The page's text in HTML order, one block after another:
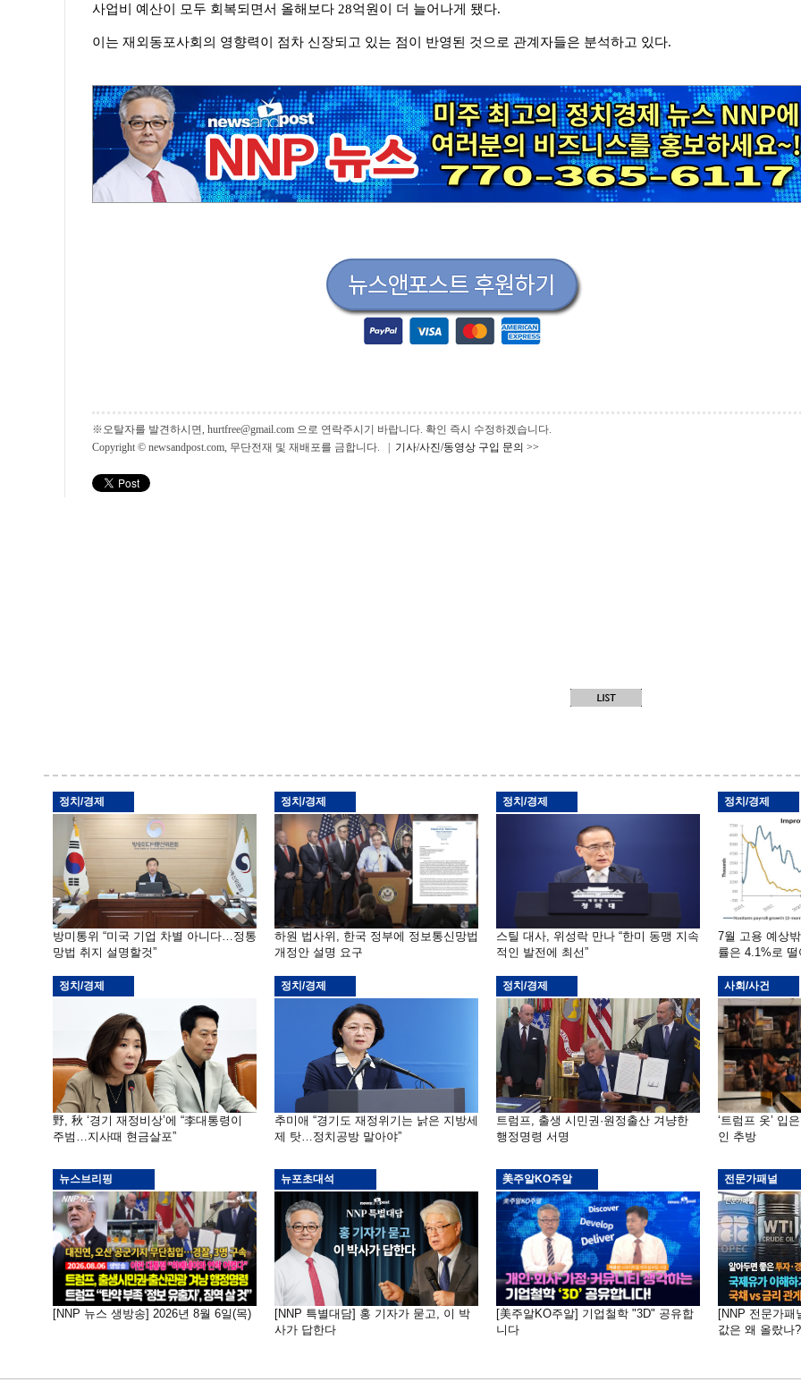
사업비 예산이 모두 회복되면서 올해보다 28억원이 더 늘어나게 됐다.
이는 재외동포사회의 영향력이 점차 신장되고 있는 점이 반영된 것으로 관계자들은 분석하고 있다.
※오탈자를 발견하시면, hurtfree@gmail.com 으로 연락주시기 바랍니다. 확인 즉시 수정하겠습니다.
Copyright © newsandpost.com, 무단전재 및 재배포를 금합니다. | 기사/사진/동영상 구입 문의 >>
정치/경제
방미통위 “미국 기업 차별 아니다…정통
망법 취지 설명할것”
정치/경제
하원 법사위, 한국 정부에 정보통신망법
개정안 설명 요구
정치/경제
스틸 대사, 위성락 만나 “한미 동맹 지속
적인 발전에 최선”
정치/경제
7월 고용 예상
률은 4.1%로 떨
정치/경제
野, 秋 ‘경기 재정비상’에 “李대통령이
주범…지사때 현금살포”
정치/경제
추미애 “경기도 재정위기는 낡은 지방세
제 탓…정치공방 말아야”
정치/경제
트럼프, 출생 시민권·원정출산 겨냥한
행정명령 서명
사회/사건
‘트럼프 옷’ 입
인 추방
뉴스브리핑
[NNP 뉴스 생방송] 2026년 8월 6일(목)
뉴포초대석
[NNP 특별대담] 홍 기자가 묻고, 이 박
사가 답한다
美주알KO주알
[美주알KO주알] 기업철학 "3D" 공유합
니다
전문가패널
[NNP 전문가패
값은 왜 올랐